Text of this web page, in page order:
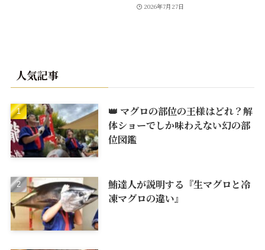
2026年7月27日
人気記事
👑 マグロの部位の王様はどれ？解
体ショーでしか味わえない幻の部
位図鑑
鮪達人が説明する『生マグロと冷
凍マグロの違い』